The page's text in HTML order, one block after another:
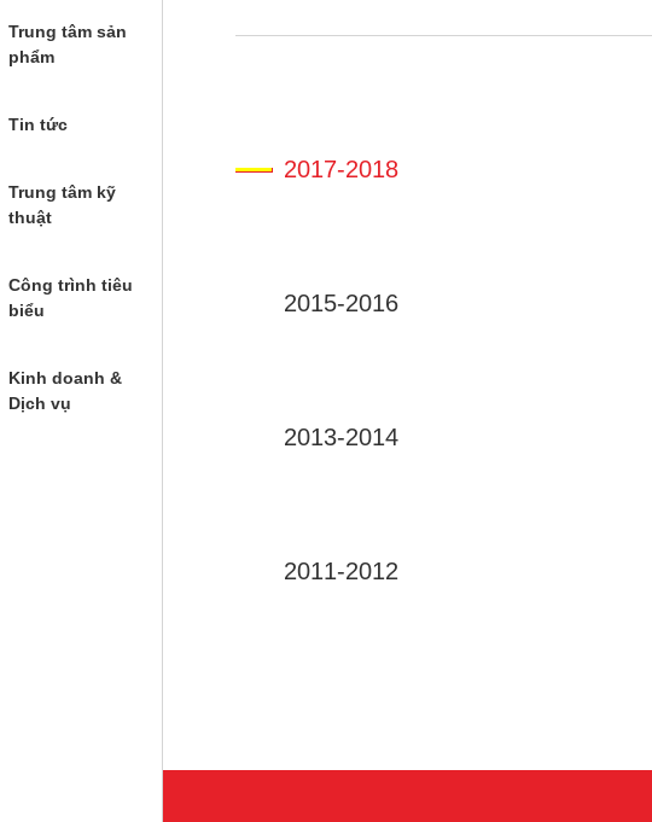
Trung tâm sản
phẩm
Tin tức
Trung tâm kỹ
thuật
Công trình tiêu
biểu
Kinh doanh &
Dịch vụ
2017-2018
2015-2016
2013-2014
2011-2012